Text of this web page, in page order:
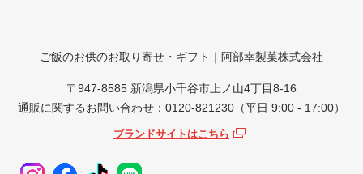
ご飯のお供のお取り寄せ・ギフト｜阿部幸製菓株式会社
〒947-8585 新潟県小千谷市上ノ山4丁目8-16
通販に関するお問い合わせ：0120-821230（平日 9:00 - 17:00）
ブランドサイトはこちら